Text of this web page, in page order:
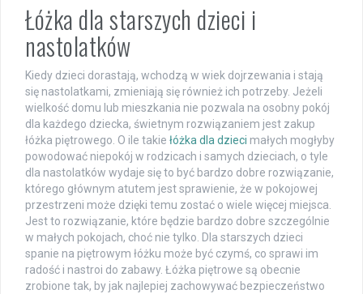
Łóżka dla starszych dzieci i
nastolatków
Kiedy dzieci dorastają, wchodzą w wiek dojrzewania i stają
się nastolatkami, zmieniają się również ich potrzeby. Jeżeli
wielkość domu lub mieszkania nie pozwala na osobny pokój
dla każdego dziecka, świetnym rozwiązaniem jest zakup
łóżka piętrowego. O ile takie łóżka dla dzieci małych mogłyby
powodować niepokój w rodzicach i samych dzieciach, o tyle
dla nastolatków wydaje się to być bardzo dobre rozwiązanie,
którego głównym atutem jest sprawienie, że w pokojowej
przestrzeni może dzięki temu zostać o wiele więcej miejsca.
Jest to rozwiązanie, które będzie bardzo dobre szczególnie
w małych pokojach, choć nie tylko. Dla starszych dzieci
spanie na piętrowym łóżku może być czymś, co sprawi im
radość i nastroi do zabawy. Łóżka piętrowe są obecnie
zrobione tak, by jak najlepiej zachowywać bezpieczeństwo